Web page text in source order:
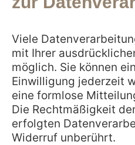
Viele
mit Ihrer
möglich. Sie können
Einwilligung jederzeit
eine formlose
Die Rechtmäßigkeit
erfolgten
Widerruf unberührt.